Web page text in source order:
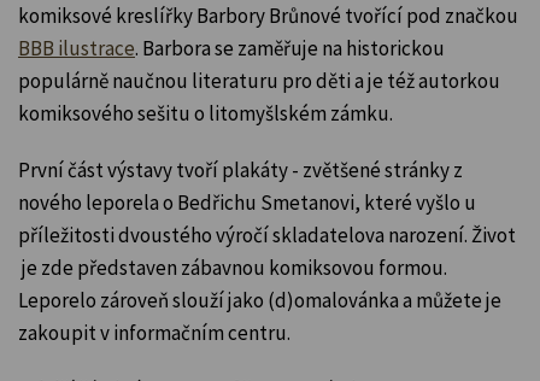
komiksové kreslířky Barbory Brůnové tvořící pod značkou
BBB ilustrace. Barbora se zaměřuje na historickou
populárně naučnou literaturu pro děti a je též autorkou
komiksového sešitu o litomyšlském zámku.
První část výstavy tvoří plakáty - zvětšené stránky z
nového leporela o Bedřichu Smetanovi, které vyšlo u
příležitosti dvoustého výročí skladatelova narození. Život
je zde představen zábavnou komiksovou formou.
Leporelo zároveň slouží jako (d)omalovánka a můžete je
zakoupit v informačním centru.